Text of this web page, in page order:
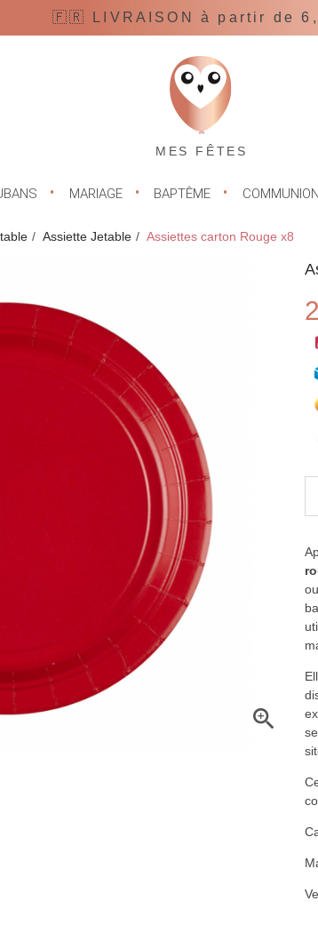
🇫🇷 LIVRAISON à partir de
MES FÊTES
MARIAGE BAPTÊME COMMUNION
Assiette Jetable Assiettes carton Rouge x8
